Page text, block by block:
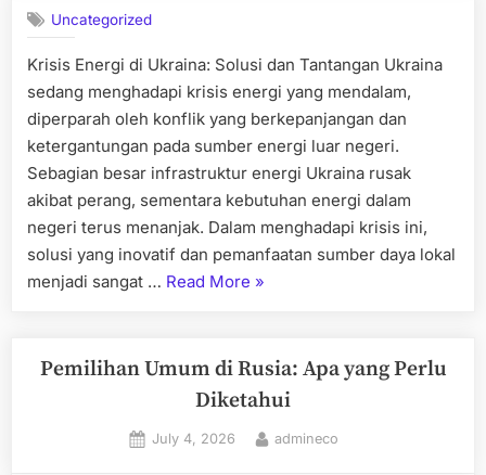
Uncategorized
Krisis Energi di Ukraina: Solusi dan Tantangan Ukraina
sedang menghadapi krisis energi yang mendalam,
diperparah oleh konflik yang berkepanjangan dan
ketergantungan pada sumber energi luar negeri.
Sebagian besar infrastruktur energi Ukraina rusak
akibat perang, sementara kebutuhan energi dalam
negeri terus menanjak. Dalam menghadapi krisis ini,
solusi yang inovatif dan pemanfaatan sumber daya lokal
menjadi sangat … Read More “Krisis
Ukraina:
Solusi
Tantangan”
»
Pemilihan Umum di Rusia: Apa yang Perlu
Diketahui
Posted
July 4, 2026 By
admineco